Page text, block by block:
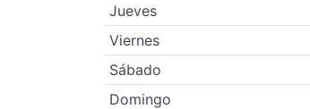
Jueves
Viernes
Sábado
Domingo